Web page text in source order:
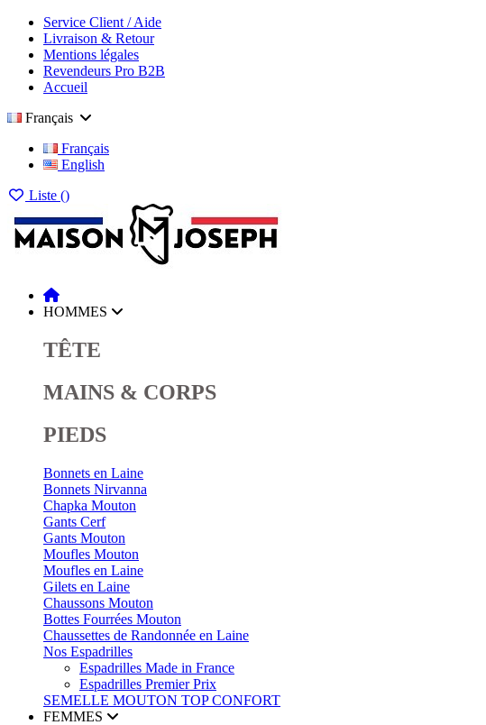
Service Client / Aide
Livraison & Retour
Mentions légales
Revendeurs Pro B2B
Accueil
Français
Français
English
Liste ()
HOMMES
TÊTE
MAINS & CORPS
PIEDS
Bonnets en Laine
Bonnets Nirvanna
Chapka Mouton
Gants Cerf
Gants Mouton
Moufles Mouton
Moufles en Laine
Gilets en Laine
Chaussons Mouton
Bottes Fourrées Mouton
Chaussettes de Randonnée en Laine
Nos Espadrilles
Espadrilles Made in France
Espadrilles Premier Prix
SEMELLE MOUTON TOP CONFORT
FEMMES